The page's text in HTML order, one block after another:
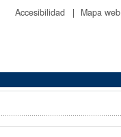
Accesibilidad | Mapa web